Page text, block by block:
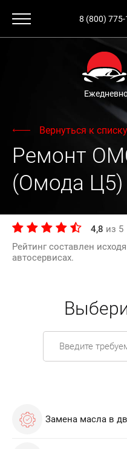
8 (800) 775-
Вернуться к списку
Ремонт
(Омода Ц5)
4,8 из 5
Рейтинг составлен
автосервисах.
Замена масла в